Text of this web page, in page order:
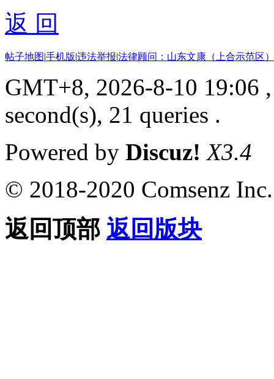
返 回
帖子地图|手机版|违法举报|法律顾问：山东文康（上合示范区
GMT+8, 2026-8-10 19:06
second(s), 21 queries .
Powered by Discuz! X3.4
© 2018-2020 Comsenz Inc.
返回顶部 返回版块